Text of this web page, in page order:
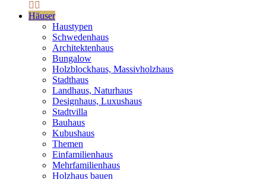
Häuser
Haustypen
Schwedenhaus
Architektenhaus
Bungalow
Holzblockhaus, Massivholzhaus
Stadthaus
Landhaus, Naturhaus
Designhaus, Luxushaus
Stadtvilla
Bauhaus
Kubushaus
Themen
Einfamilienhaus
Mehrfamilienhaus
Holzhaus bauen